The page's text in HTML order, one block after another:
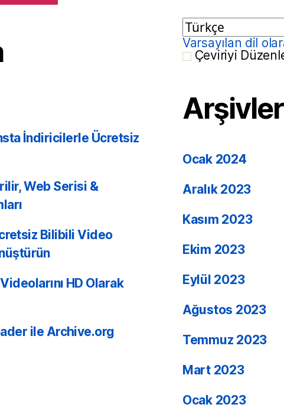
İndiricilerle Ücretsiz
Web Serisi &
Bilibili Video
HD Olarak
ile Archive.org
Varsayılan dil
Çeviriyi
Arşivler
Ocak 2024
Aralık 2023
Kasım 2023
Ekim 2023
Eylül 2023
Ağustos 2023
Temmuz 2023
Mart 2023
Ocak 2023